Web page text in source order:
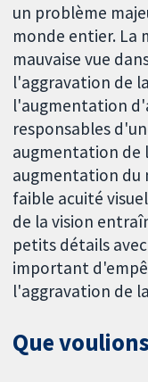
un problème
monde entier. La
mauvaise vue
l'aggravation de
l'augmentation
responsables
augmentation de
augmentation du
faible acuité
de la vision
petits détails
important
l'aggravation de
Que